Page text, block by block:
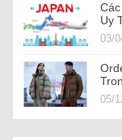
Uy
03/
05/